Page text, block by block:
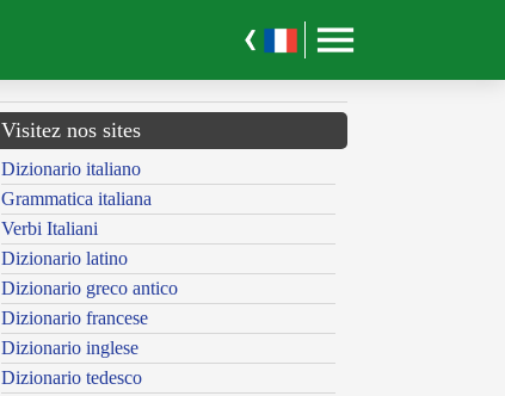
Visitez nos sites
Dizionario italiano
Grammatica italiana
Verbi Italiani
Dizionario latino
Dizionario greco antico
Dizionario francese
Dizionario inglese
Dizionario tedesco